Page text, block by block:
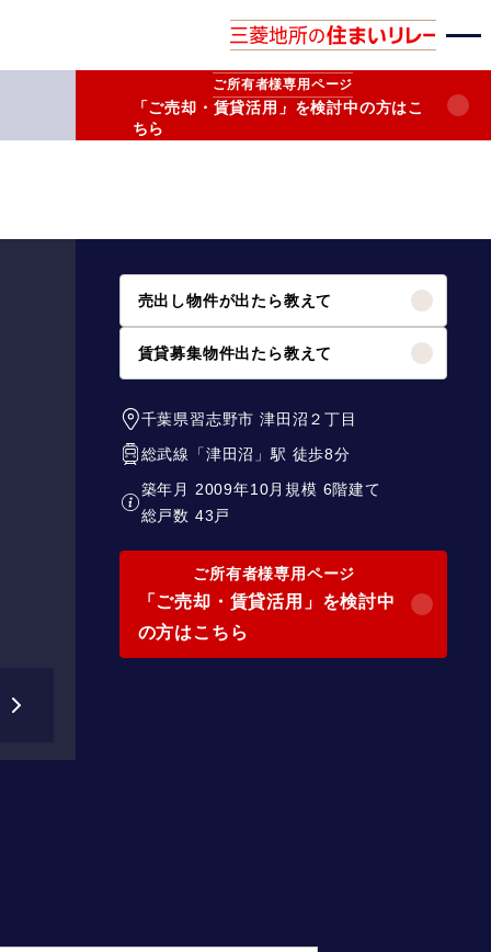
ご所有者様専用ページ
「ご売却・賃貸活用」を検討中の方はこ
ちら
売出し物件が出たら教えて
賃貸募集物件出たら教えて
千葉県習志野市 津田沼２丁目
総武線
「津田沼 」駅 徒歩8分
築年月 2009年10月規模 6階建て
総戸数 43戸
ご所有者様専用ページ
「ご売却・賃貸活用」を検討中
の方はこちら